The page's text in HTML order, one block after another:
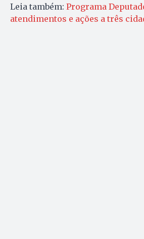
Leia também: Programa
atendimentos e ações a três